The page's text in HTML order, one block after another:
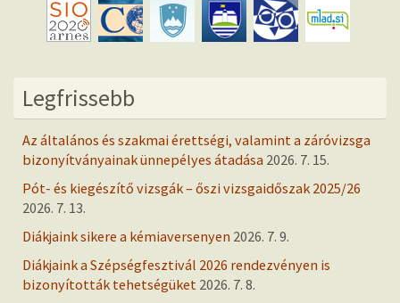
Legfrissebb
Az általános és szakmai érettségi, valamint a záróvizsga
bizonyítványainak ünnepélyes átadása 2026. 7. 15.
Pót- és kiegészítő vizsgák – őszi vizsgaidőszak 2025/26
2026. 7. 13.
Diákjaink sikere a kémiaversenyen 2026. 7. 9.
Diákjaink a Szépségfesztivál 2026 rendezvényen is
bizonyították tehetségüket 2026. 7. 8.